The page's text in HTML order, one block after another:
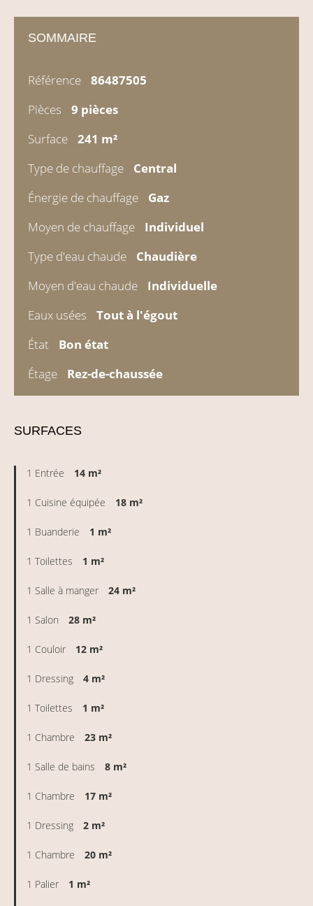
SOMMAIRE
Référence
86487505
Pièces
9 pièces
Surface
241 m²
Type de chauffage
Central
Énergie de chauffage
Gaz
Moyen de chauffage
Individuel
Type d'eau chaude
Chaudière
Moyen d'eau chaude
Individuelle
Eaux usées
Tout à l'égout
État
Bon état
Étage
Rez-de-chaussée
SURFACES
1 Entrée 14 m²
1 Cuisine équipée 18 m²
1 Buanderie 1 m²
1 Toilettes 1 m²
1 Salle à manger 24 m²
1 Salon 28 m²
1 Couloir 12 m²
1 Dressing 4 m²
1 Toilettes 1 m²
1 Chambre 23 m²
1 Salle de bains 8 m²
1 Chambre 17 m²
1 Dressing 2 m²
1 Chambre 20 m²
1 Palier 1 m²